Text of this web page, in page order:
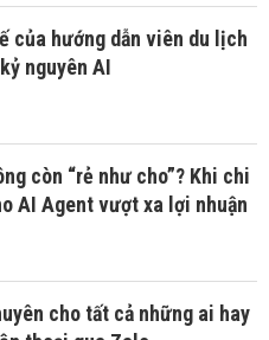
của hướng dẫn viên du lịch
nguyên AI
còn “rẻ như cho”? Khi chi
AI Agent vượt xa lợi nhuận
cho tất cả những ai hay